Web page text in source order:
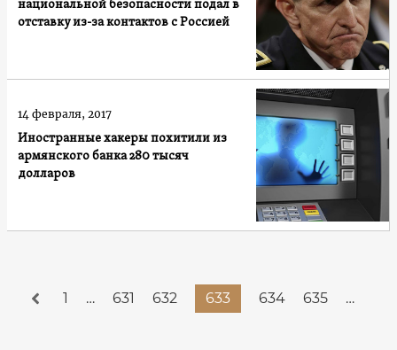
национальной безопасности подал в
отставку из-за контактов с Россией
Иностранные хакеры похитили из
армянского банка 280 тысяч
долларов
14 февраля, 2017
1 … 631 632 633 634 635 …